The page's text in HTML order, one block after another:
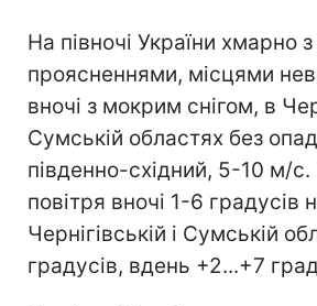
На півночі України хмарно з
проясненнями, місцями
вночі з мокрим снігом, в
Сумській областях без
південно-східний, 5-10 м/
повітря вночі 1-6 градусів
Чернігівській і Сумській
градусів, вдень +2...+7